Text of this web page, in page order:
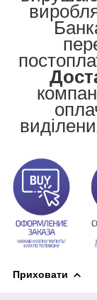
Приховати